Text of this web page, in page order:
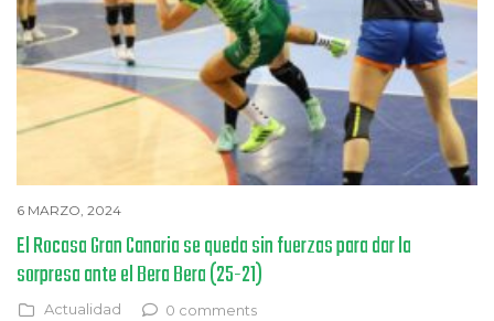
6 MARZO, 2024
El Rocasa Gran Canaria se queda sin fuerzas para dar la
sorpresa ante el Bera Bera (25-21)
Actualidad 0 comments